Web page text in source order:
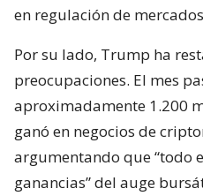
en regulación de
Por su lado, Trump ha
preocupaciones. El mes
aproximadamente 1.200
ganó en negocios de
argumentando que “todo
ganancias” del auge